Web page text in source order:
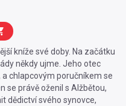
kníže své doby. Na začátku
někdy ujme. Jeho otec
chlapcovým poručníkem se
se právě oženil s Alžbětou,
dědictví svého synovce,